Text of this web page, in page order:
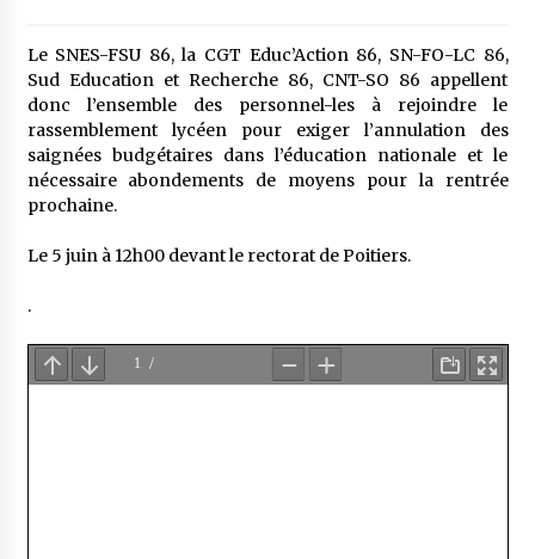
Le SNES-FSU 86, la CGT Educ’Action 86, SN-FO-LC 86,
Sud Education et Recherche 86, CNT-SO 86 appellent
donc l’ensemble des personnel-les à rejoindre le
rassemblement lycéen pour exiger l’annulation des
saignées budgétaires dans l’éducation nationale et le
nécessaire abondements de moyens pour la rentrée
prochaine.
Le 5 juin à 12h00 devant le rectorat de Poitiers.
.